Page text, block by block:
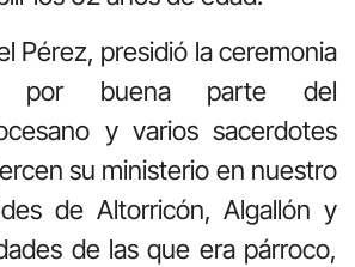
Pérez, presidió la ceremonia
por buena parte del
y varios sacerdotes
su ministerio en nuestro
de Altorricón, Algallón y
de las que era párroco,